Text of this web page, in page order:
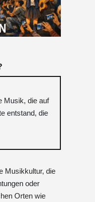
Musik, die auf
entstand, die
Musikkultur, die
oder
Orten wie